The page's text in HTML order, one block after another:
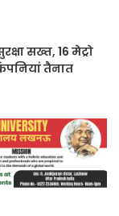
सख्त, 16 मेट्रो
तैनात